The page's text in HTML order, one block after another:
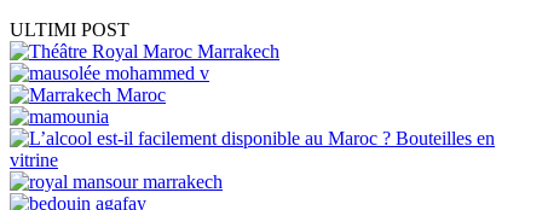
ULTIMI POST